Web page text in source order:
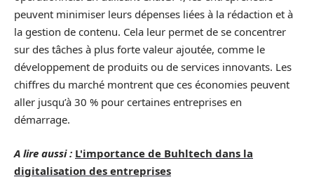
peuvent minimiser leurs dépenses liées à la rédaction et à
la gestion de contenu. Cela leur permet de se concentrer
sur des tâches à plus forte valeur ajoutée, comme le
développement de produits ou de services innovants. Les
chiffres du marché montrent que ces économies peuvent
aller jusqu’à 30 % pour certaines entreprises en
démarrage.
A lire aussi : L'importance de Buhltech dans la
digitalisation des entreprises